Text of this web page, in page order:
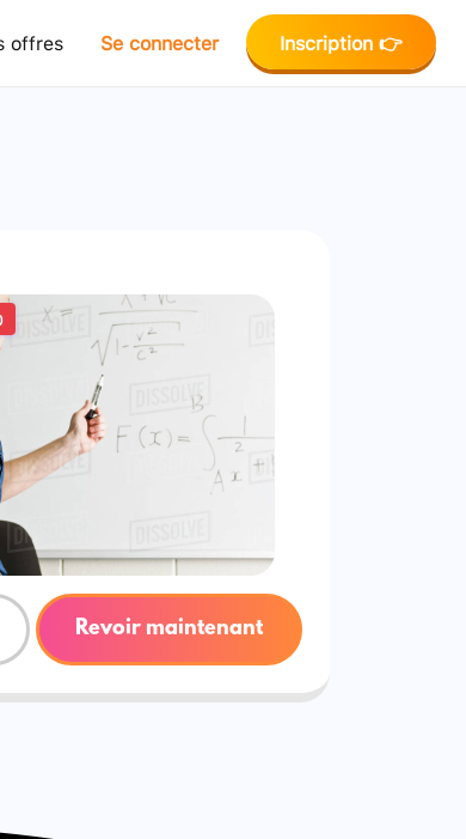
offres Se connecter Inscription 👉
Revoir maintenant